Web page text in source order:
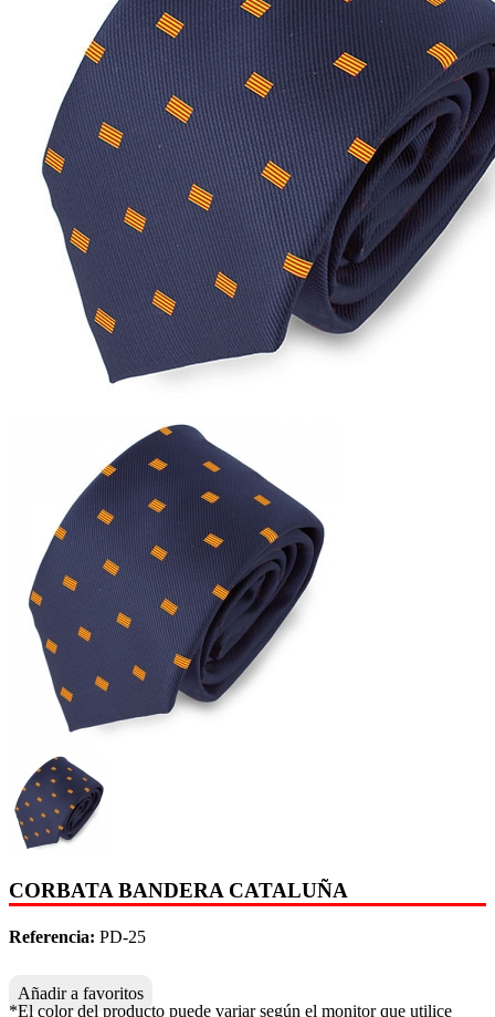
CORBATA BANDERA CATALUÑA
Referencia: PD-25
Añadir a favoritos
*El color del producto puede variar según el monitor que utilice